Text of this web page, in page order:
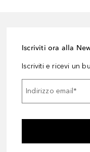
Iscriviti ora alla
Iscriviti e ricevi un
Indirizzo email*